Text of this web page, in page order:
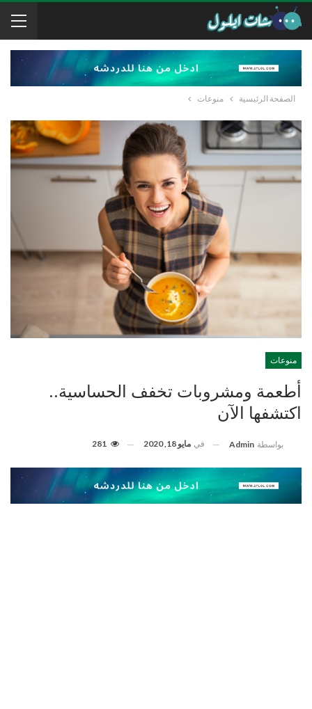
الصفحة الرئيسية منوعات
منوعات
أطعمة ومشروبات تخفف الحساسية..
اكتشفها الآن
بواسطة Admin في مايو 18, 2020 281